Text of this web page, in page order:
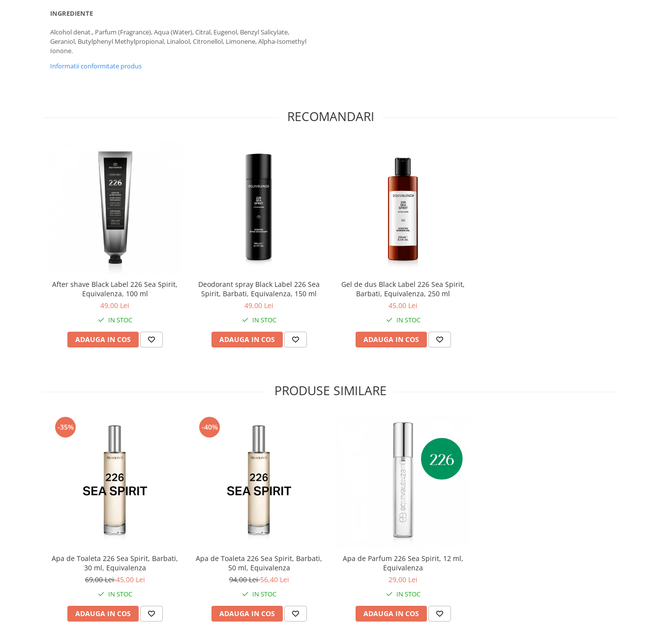
INGREDIENTE
Alcohol denat., Parfum (Fragrance), Aqua (Water), Citral, Eugenol, Benzyl Salicylate,
Geraniol, Butylphenyl Methylpropional, Linalool, Citronellol, Limonene, Alpha-Isomethyl
Ionone.
Informatii conformitate produs
RECOMANDARI
After shave Black Label 226 Sea Spirit,
Equivalenza, 100 ml
49,00 Lei
IN STOC
ADAUGA IN COS
Deodorant spray Black Label 226 Sea
Spirit, Barbati, Equivalenza, 150 ml
49,00 Lei
IN STOC
ADAUGA IN COS
Gel de dus Black Label 226 Sea Spirit,
Barbati, Equivalenza, 250 ml
45,00 Lei
IN STOC
ADAUGA IN COS
PRODUSE SIMILARE
-35%
Apa de Toaleta 226 Sea Spirit, Barbati,
30 ml, Equivalenza
69,00 Lei45,00 Lei
IN STOC
ADAUGA IN COS
-40%
Apa de Toaleta 226 Sea Spirit, Barbati,
50 ml, Equivalenza
94,00 Lei56,40 Lei
IN STOC
ADAUGA IN COS
Apa de Parfum 226 Sea Spirit, 12 ml,
Equivalenza
29,00 Lei
IN STOC
ADAUGA IN COS